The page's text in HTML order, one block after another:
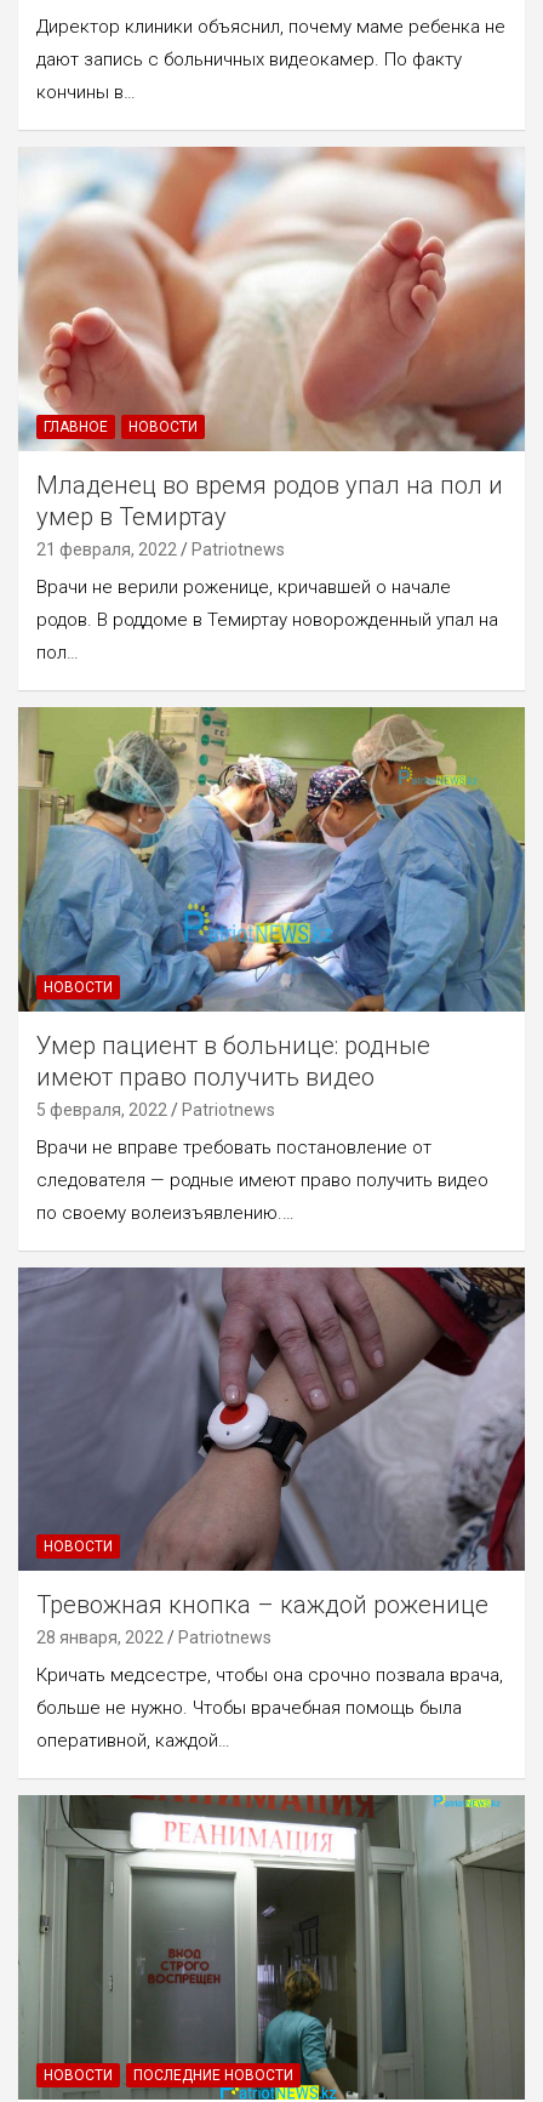
Директор клиники объяснил, почему маме ребенка не
дают запись с больничных видеокамер. По факту
кончины в…
ГЛАВНОЕ НОВОСТИ
Младенец во время родов упал на пол и
умер в Темиртау
21 февраля, 2022 Patriotnews
Врачи не верили роженице, кричавшей о начале
родов. В роддоме в Темиртау новорожденный упал на
пол…
НОВОСТИ
Умер пациент в больнице: родные
имеют право получить видео
5 февраля, 2022 Patriotnews
Врачи не вправе требовать постановление от
следователя — родные имеют право получить видео
по своему волеизъявлению.…
НОВОСТИ
Тревожная кнопка – каждой роженице
28 января, 2022 Patriotnews
Кричать медсестре, чтобы она срочно позвала врача,
больше не нужно. Чтобы врачебная помощь была
оперативной, каждой…
НОВОСТИ ПОСЛЕДНИЕ НОВОСТИ